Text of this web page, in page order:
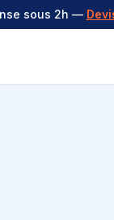
sous 2h —